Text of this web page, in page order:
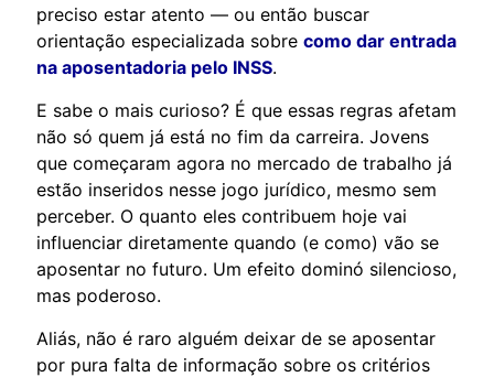
preciso estar atento — ou então buscar
orientação especializada sobre como dar entrada
na aposentadoria pelo INSS.
E sabe o mais curioso? É que essas regras afetam
não só quem já está no fim da carreira. Jovens
que começaram agora no mercado de trabalho já
estão inseridos nesse jogo jurídico, mesmo sem
perceber. O quanto eles contribuem hoje vai
influenciar diretamente quando (e como) vão se
aposentar no futuro. Um efeito dominó silencioso,
mas poderoso.
Aliás, não é raro alguém deixar de se aposentar
por pura falta de informação sobre os critérios